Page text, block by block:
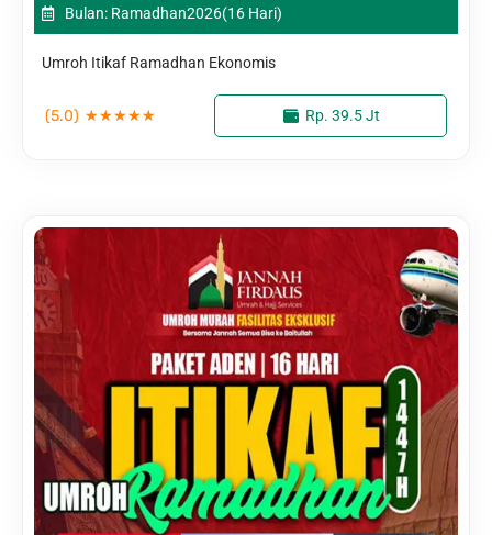
Bulan: Ramadhan2026(16 Hari)
Umroh Itikaf Ramadhan Ekonomis
(5.0) ★★★★★ Rp. 39.5 Jt